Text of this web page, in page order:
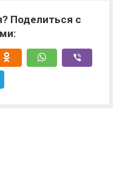
Поделиться с